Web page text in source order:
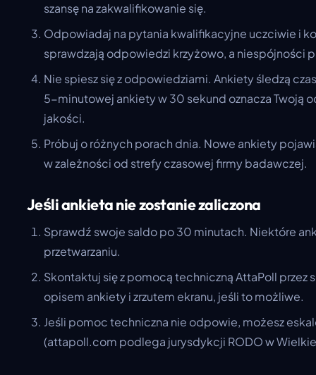
szansę na zakwalifikowanie się.
Odpowiadaj na pytania kwalifikacyjne uczciwie i
sprawdzają odpowiedzi krzyżowo, a niespójności
Nie spiesz się z odpowiedziami. Ankiety śledzą
5-minutowej ankiety w 30 sekund oznacza Twoją
jakości.
Próbuj o różnych porach dnia. Nowe ankiety
w zależności od strefy czasowej firmy badawczej.
Jeśli ankieta nie zostanie zaliczona
Sprawdź swoje saldo po 30 minutach. Niektóre
przetwarzaniu.
Skontaktuj się z pomocą techniczną AttaPoll
opisem ankiety i zrzutem ekranu, jeśli to możliwe.
Jeśli pomoc techniczna nie odpowie, możesz
(attapoll.com podlega jurysdykcji RODO w